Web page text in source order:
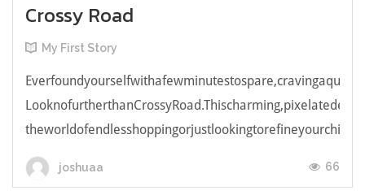
Crossy Road
My First Story
joshuaa 66